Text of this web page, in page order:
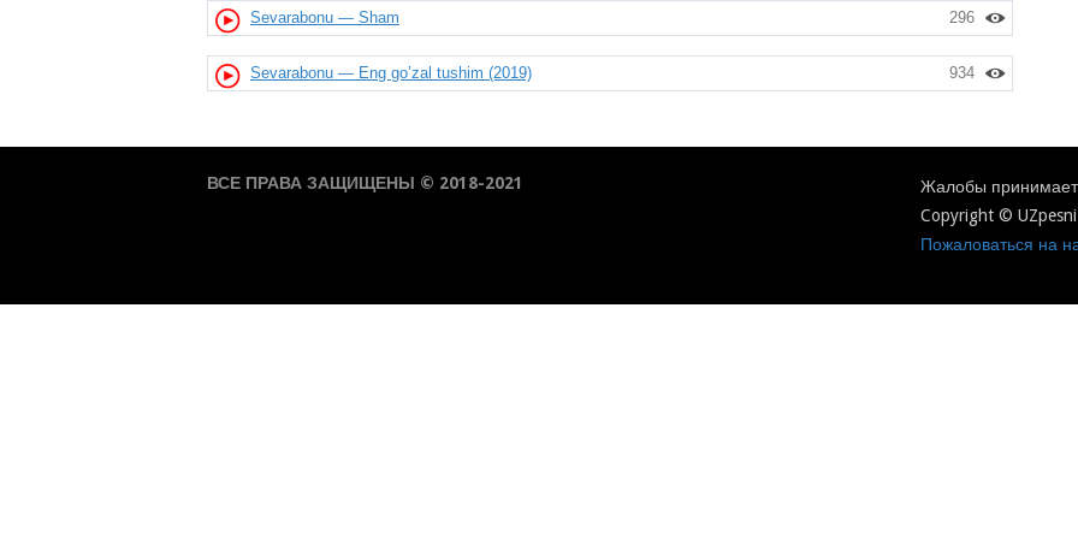
296
Sevarabonu — Sham
934
Sevarabonu — Eng go’zal tushim (2019)
ВСЕ ПРАВА ЗАЩИЩЕНЫ © 2018-2021
Жалобы
Copyright ©
Пожаловаться на